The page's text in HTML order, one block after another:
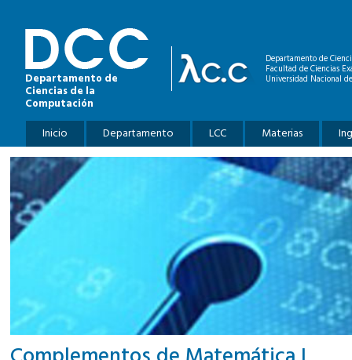
Departamento de
Ciencias de la
Computación
Departamento de
Facultad de Ciencias
Universidad Nacional
Menú principal
Inicio Departamento LCC Materias